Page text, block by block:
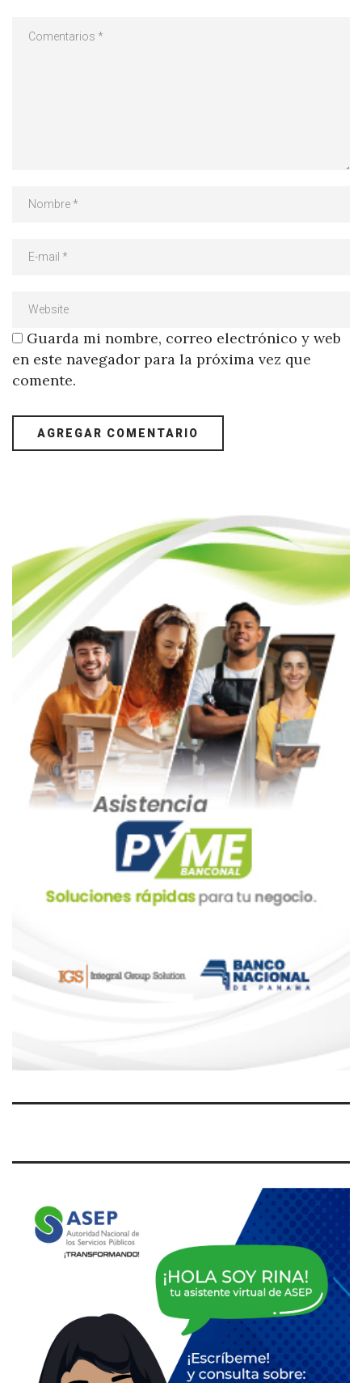
Guarda mi nombre, correo electrónico y web
en este navegador para la próxima vez que
comente.